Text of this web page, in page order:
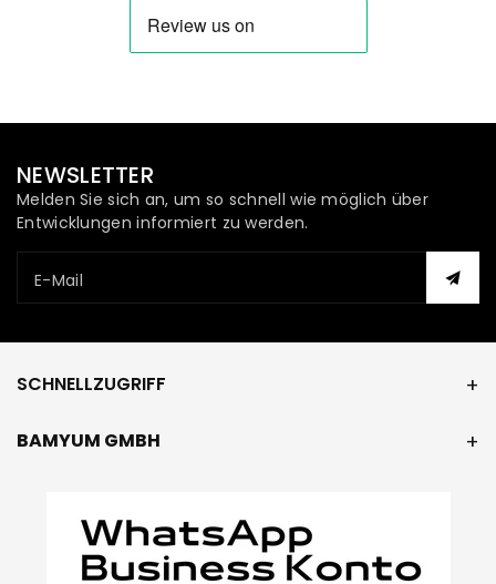
NEWSLETTER
Melden Sie sich an, um so schnell wie möglich über
Entwicklungen informiert zu werden.
E-Mail
SCHNELLZUGRIFF
BAMYUM GMBH